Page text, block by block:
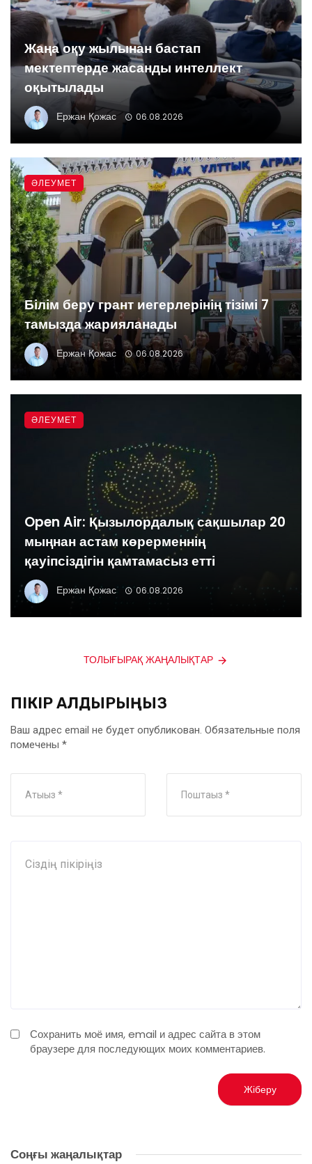
Жаңа оқу жылынан бастап
мектептерде жасанды интеллект
оқытылады
Ержан Қожас 06.08.2026
Білім беру грант иегерлерінің тізімі 7
тамызда жарияланады
Ержан Қожас 06.08.2026
ӘЛЕУМЕТ
Open Air: Қызылордалық сақшылар 20
мыңнан астам көрерменнің
қауіпсіздігін қамтамасыз етті
Ержан Қожас 06.08.2026
ӘЛЕУМЕТ
ТОЛЫҒЫРАҚ ЖАҢАЛЫҚТАР
ПІКІР ҚАЛДЫРЫҢЫЗ
Ваш адрес email не будет опубликован. Обязательные поля
помечены *
Сохранить моё имя, email и адрес сайта в этом
браузере для последующих моих комментариев.
Соңғы жаңалықтар